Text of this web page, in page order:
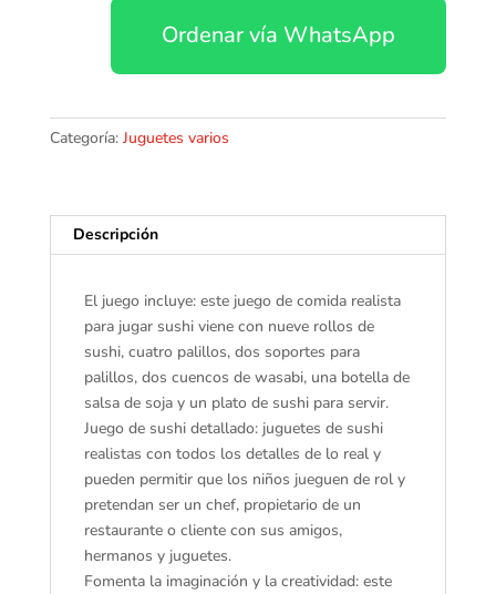
Hape
Ordenar vía WhatsApp
Categoría: Juguetes varios
Descripción
El juego incluye: este juego de comida realista
para jugar sushi viene con nueve rollos de
sushi, cuatro palillos, dos soportes para
palillos, dos cuencos de wasabi, una botella de
salsa de soja y un plato de sushi para servir.
Juego de sushi detallado: juguetes de sushi
realistas con todos los detalles de lo real y
pueden permitir que los niños jueguen de rol y
pretendan ser un chef, propietario de un
restaurante o cliente con sus amigos,
hermanos y juguetes.
Fomenta la imaginación y la creatividad: este